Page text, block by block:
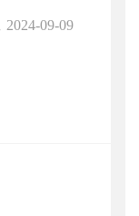
2024-09-09